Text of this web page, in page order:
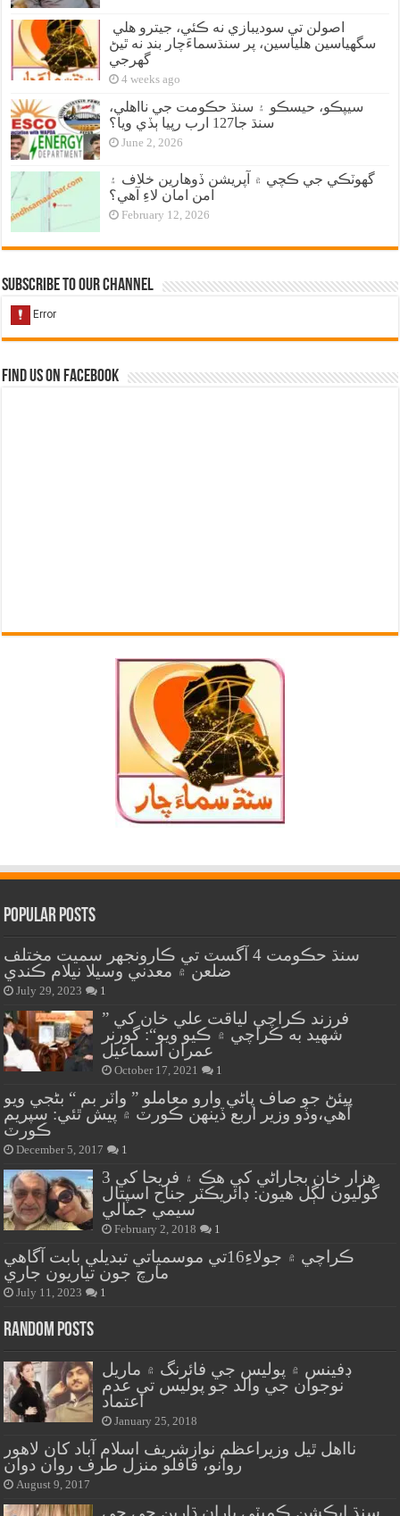
سگهياسين هلياسين، پر سنڌسماءَچار بند نه ٿيڻ
گهرجي
4 weeks ago
سيپڪو، حيسڪو ۽ سنڌ حڪومت جي نااهلي،
سنڌ جا127 ارب رپيا ٻڏي ويا؟
June 2, 2026
گهوٽڪي جي ڪچي ۾ آپريشن ڏوهارين خلاف ۽
امن امان لاءِ آهي؟
February 12, 2026
Subscribe to our Channel
Find us on Facebook
Popular Posts
سنڌ حڪومت 4 آگسٽ تي ڪارونجهر سميت مختلف
ضلعن ۾ معدني وسيلا نيلام ڪندي
July 29, 2023 1
” فرزند ڪراچي لياقت علي خان کي
شهيد به ڪراچي ۾ ڪيو ويو“: گورنر
عمران اسماعيل
October 17, 2021 1
پيئڻ جو صاف پاڻي وارو معاملو ” واٽر بم “ بڻجي ويو
آهي،وڏو وزير اربع ڏينهن ڪورٽ ۾ پيش ٿئي: سپريم
ڪورٽ
December 5, 2017 1
هزار خان بجاراڻي کي هڪ ۽ فريحا کي 3
گوليون لڳل هيون: ڊائريڪٽر جناح اسپتال
سيمي جمالي
February 2, 2018 1
ڪراچي ۾ جولاءِ16تي موسمياتي تبديلي بابت آگاهي
مارچ جون تياريون جاري
July 11, 2023 1
Random Posts
ڊفينس ۾ پوليس جي فائرنگ ۾ ماريل
نوجوان جي والد جو پوليس تي عدم
اعتماد
January 25, 2018
نااهل ٿيل وزيراعظم نوازشريف اسلام آباد کان لاهور
روانو، قافلو منزل طرف روان دوان
August 9, 2017
سنڌ ايڪشن ڪميٽي پاران ڌارين جي جي